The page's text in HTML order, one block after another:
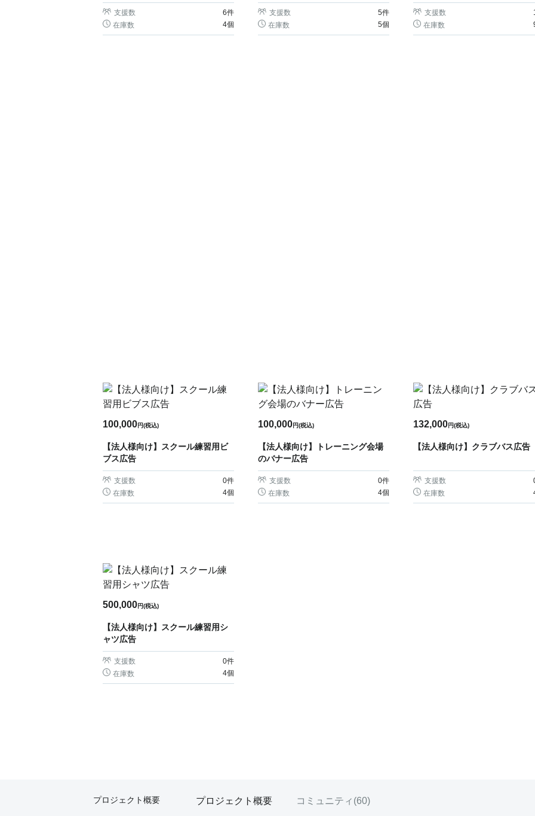
支援数 6件
在庫数
4個
支援数 5件
在庫数
5個
支援数
在庫数
100,000円(税込)
【法人様向け】スクール練習用ビ
ブス広告
支援数 0件
在庫数
4個
100,000円(税込)
【法人様向け】トレーニング会場
のバナー広告
支援数 0件
在庫数
4個
132,000円(税込)
【法人様向け】クラブバス広告
支援数
在庫数
500,000円(税込)
【法人様向け】スクール練習用シ
ャツ広告
支援数 0件
在庫数
4個
プロジェクト概要 プロジェクト概要 コミュニティ(60)